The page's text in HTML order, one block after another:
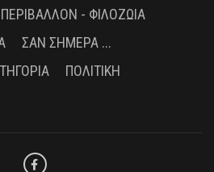
ΠΕΡΙΒΆΛΛΟΝ - ΦΙΛΟΖΩΊΑ
ΣΑΝ ΣΉΜΕΡΑ ...
ΠΟΛΙΤΙΚΉ